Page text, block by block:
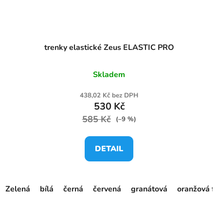
trenky elastické Zeus ELASTIC PRO
Skladem
438,02 Kč bez DPH
530 Kč
585 Kč (–9 %)
DETAIL
Zelená bílá černá červená granátová oranžová